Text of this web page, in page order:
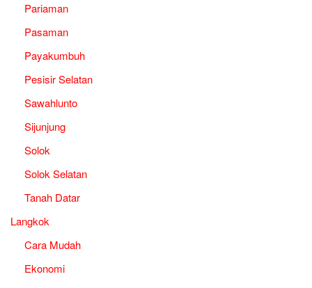
Pariaman
Pasaman
Payakumbuh
Pesisir Selatan
Sawahlunto
Sijunjung
Solok
Solok Selatan
Tanah Datar
Langkok
Cara Mudah
Ekonomi